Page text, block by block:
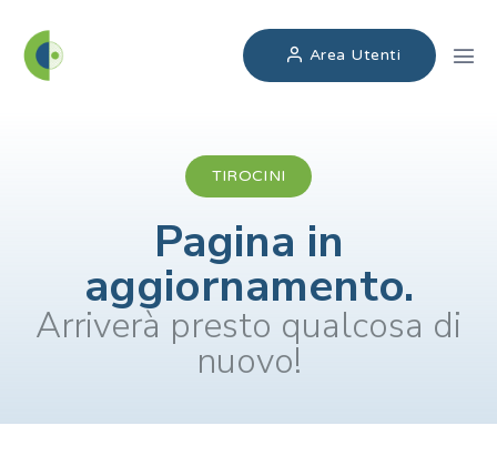
Area Utenti
TIROCINI
Pagina in
aggiornamento.
Arriverà presto qualcosa di
nuovo!